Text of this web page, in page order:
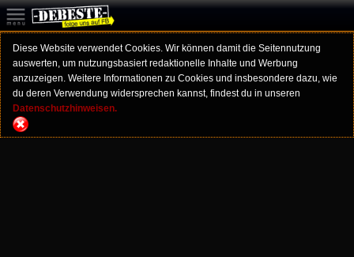
Diese Website verwendet Cookies. Wir können damit die Seitennutzung
auswerten, um nutzungsbasiert redaktionelle Inhalte und Werbung
anzuzeigen. Weitere Informationen zu Cookies und insbesondere dazu, wie
du deren Verwendung widersprechen kannst, findest du in unseren
Datenschutzhinweisen.